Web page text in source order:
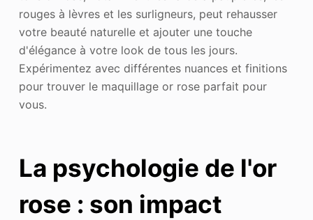
rouges à lèvres et les surligneurs, peut rehausser
votre beauté naturelle et ajouter une touche
d'élégance à votre look de tous les jours.
Expérimentez avec différentes nuances et finitions
pour trouver le maquillage or rose parfait pour
vous.
La psychologie de l'or
rose : son impact